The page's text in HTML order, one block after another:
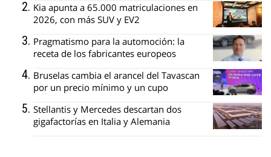
Kia apunta a 65.000 matriculaciones en
2026, con más SUV y EV2
Pragmatismo para la automoción: la
receta de los fabricantes europeos
Bruselas cambia el arancel del Tavascan
por un precio mínimo y un cupo
Stellantis y Mercedes descartan dos
gigafactorías en Italia y Alemania